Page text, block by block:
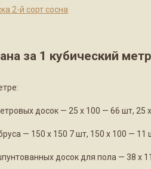
2-й сорт сосна
за 1 кубический метр
досок — 25 х 100 — 66 шт, 25
— 150 х 150 7 шт, 150 х 100 —
досок для пола — 38 х